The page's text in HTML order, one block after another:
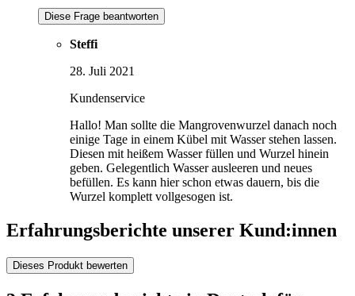
Diese Frage beantworten
Steffi
28. Juli 2021
Kundenservice
Hallo! Man sollte die Mangrovenwurzel danach noch
einige Tage in einem Kübel mit Wasser stehen lassen.
Diesen mit heißem Wasser füllen und Wurzel hinein
geben. Gelegentlich Wasser ausleeren und neues
befüllen. Es kann hier schon etwas dauern, bis die
Wurzel komplett vollgesogen ist.
Erfahrungsberichte unserer Kund:innen
Dieses Produkt bewerten